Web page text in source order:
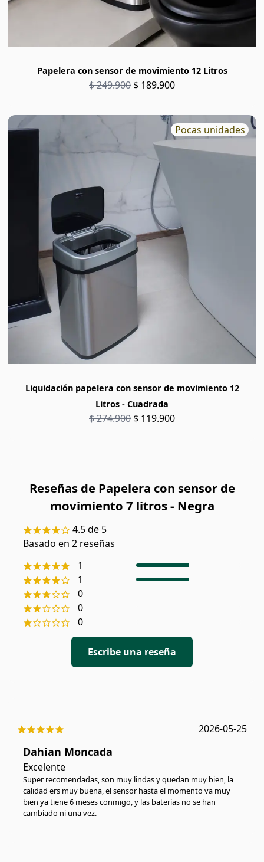
Papelera con sensor de movimiento 12 Litros
$ 249.900 $ 189.900
Liquidación papelera con sensor de movimiento 12
Litros - Cuadrada
$ 274.900 $ 119.900
Pocas unidades
Reseñas de Papelera con sensor de
movimiento 7 litros - Negra
4.5de 5
Basado en 2 reseñas
1
1
0
0
0
Escribe una reseña
2026-05-25
Dahian Moncada
Excelente
Super recomendadas, son muy lindas y quedan muy bien, la
calidad ers muy buena, el sensor hasta el momento va muy
bien ya tiene 6 meses conmigo, y las baterías no se han
cambiado ni una vez.